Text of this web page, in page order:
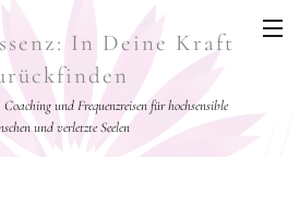
In Deine Kraft
und Frequenzreisen für hochsensible
und verletzte Seelen